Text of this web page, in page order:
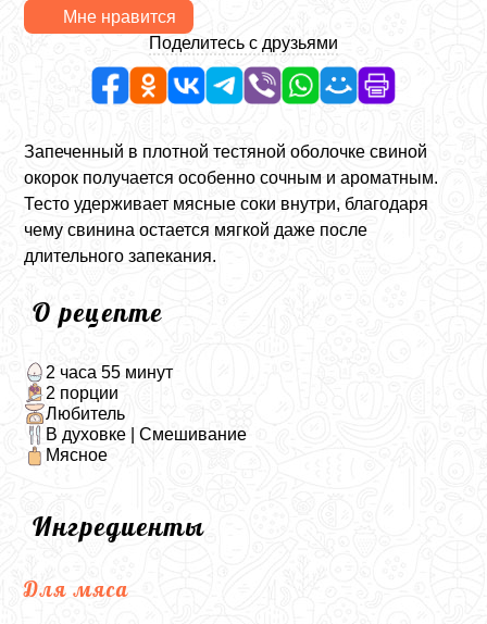
Мне нравится
Поделитесь с друзьями
Запеченный в плотной тестяной оболочке свиной
окорок получается особенно сочным и ароматным.
Тесто удерживает мясные соки внутри, благодаря
чему свинина остается мягкой даже после
длительного запекания.
О рецепте
2 часа 55 минут
2 порции
Любитель
В духовке | Смешивание
Мясное
Ингредиенты
Для мяса